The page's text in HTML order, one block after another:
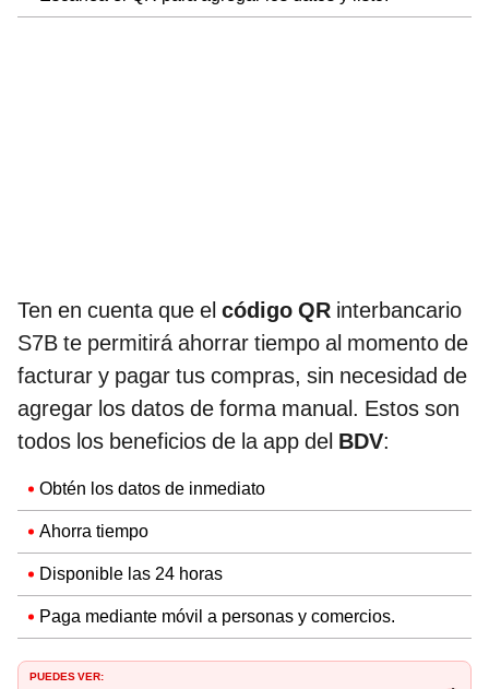
Ten en cuenta que el código QR interbancario
S7B te permitirá ahorrar tiempo al momento de
facturar y pagar tus compras, sin necesidad de
agregar los datos de forma manual. Estos son
todos los beneficios de la app del BDV:
Obtén los datos de inmediato
Ahorra tiempo
Disponible las 24 horas
Paga mediante móvil a personas y comercios.
PUEDES VER: